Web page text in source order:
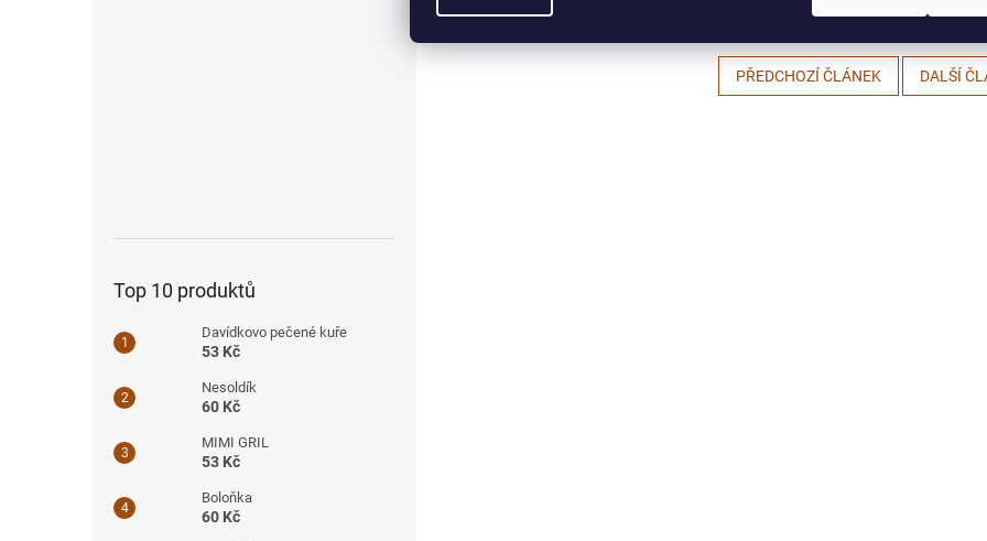
Top 10 produktů
Davídkovo pečené kuře
53 Kč
Nesoldík
60 Kč
MIMI GRIL
53 Kč
Boloňka
60 Kč
PŘEDCHOZÍ ČLÁNEK DALŠÍ